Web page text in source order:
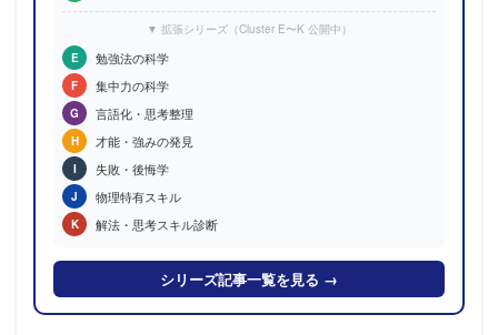
▼ 拡張シリーズ（Cluster E〜K 公開中）
E
勉強法の科学
F 集中力の科学
G 言語化・思考整理
H 才能・強みの発見
I 失敗・後悔学
J 物理特有スキル
K 解法・思考スキル診断
シリーズ記事一覧を見る →